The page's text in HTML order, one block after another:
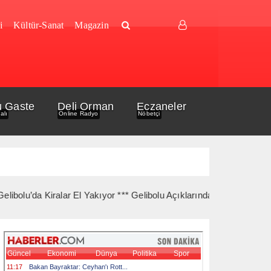
Kültür-Sanat Magazin
Gaste Deli Orman
Online Radyo
Eczaneler
Nöbetçi
El Yakıyor *** Gelibolu Açıklarında Gemi Yangını